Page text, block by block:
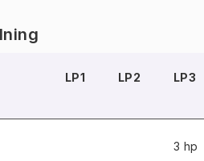
LP1 LP2 LP3
3 hp